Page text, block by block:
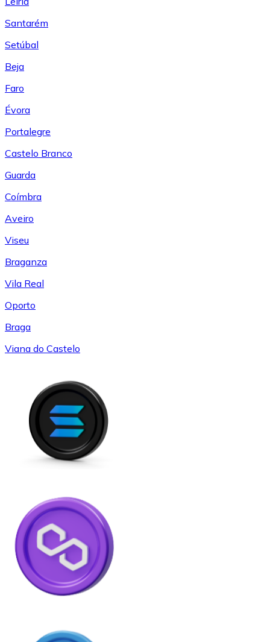
Santarém
Setúbal
Beja
Faro
Évora
Portalegre
Castelo Branco
Guarda
Coímbra
Aveiro
Viseu
Braganza
Vila Real
Oporto
Braga
Viana do Castelo